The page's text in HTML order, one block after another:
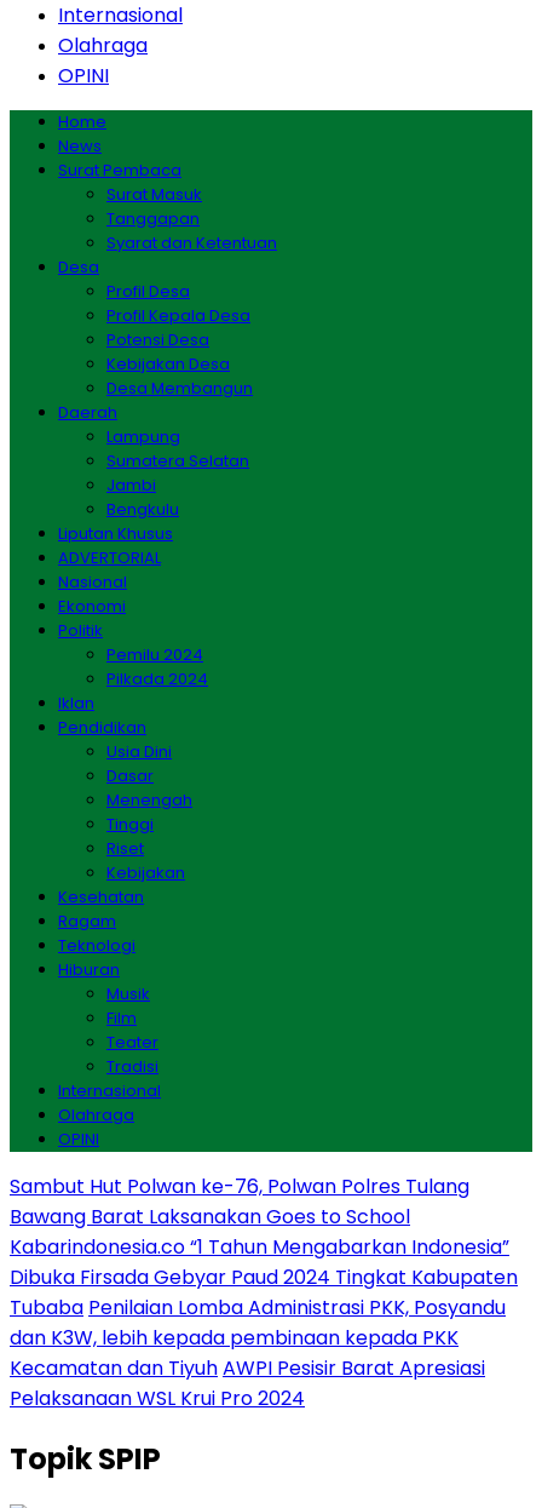
Internasional
Olahraga
OPINI
Home
News
Surat Pembaca
Surat Masuk
Tanggapan
Syarat dan Ketentuan
Desa
Profil Desa
Profil Kepala Desa
Potensi Desa
Kebijakan Desa
Desa Membangun
Daerah
Lampung
Sumatera Selatan
Jambi
Bengkulu
Liputan Khusus
ADVERTORIAL
Nasional
Ekonomi
Politik
Pemilu 2024
Pilkada 2024
Iklan
Pendidikan
Usia Dini
Dasar
Menengah
Tinggi
Riset
Kebijakan
Kesehatan
Ragam
Teknologi
Hiburan
Musik
Film
Teater
Tradisi
Internasional
Olahraga
OPINI
Sambut Hut Polwan ke-76, Polwan Polres Tulang
Bawang Barat Laksanakan Goes to School
Kabarindonesia.co “1 Tahun Mengabarkan Indonesia”
Dibuka Firsada Gebyar Paud 2024 Tingkat Kabupaten
Tubaba Penilaian Lomba Administrasi PKK, Posyandu
dan K3W, lebih kepada pembinaan kepada PKK
Kecamatan dan TiyuhAWPI Pesisir Barat Apresiasi
Pelaksanaan WSL Krui Pro 2024
TopikSPIP